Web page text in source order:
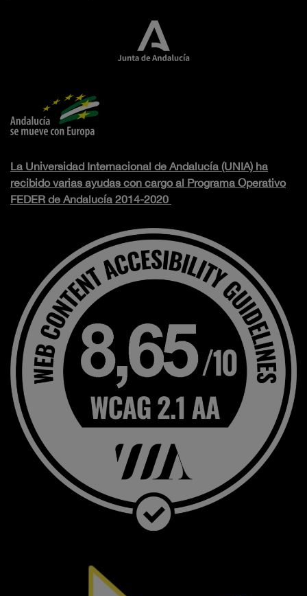
La Universidad Internacional de Andalucía (UNIA) ha
recibido varias ayudas con cargo al Programa Operativo
FEDER de Andalucía 2014-2020